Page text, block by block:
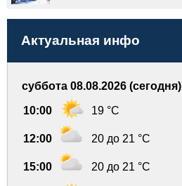
Актуальная инфо
суббота 08.08.2026 (сегодня)
10:00 19 °C
12:00 20 до 21 °C
15:00 20 до 21 °C